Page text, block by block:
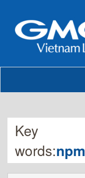
Key
words:npm